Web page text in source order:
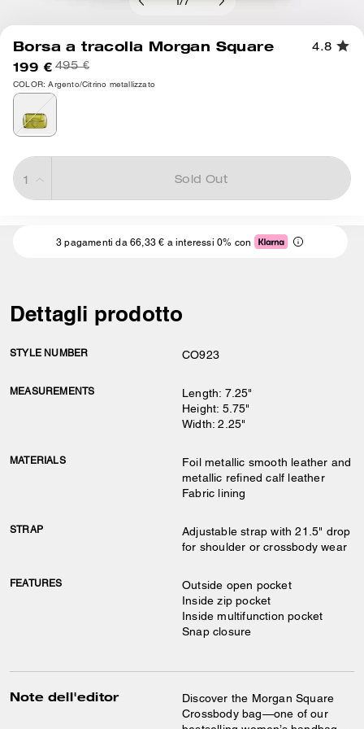
/ 7
Borsa a tracolla Morgan Square 4.8
199 € 495 €
COLOR: Argento/Citrino metallizzato
Sold Out
3 pagamenti da 66,33 € a interessi 0% con
Dettagli prodotto
STYLE NUMBER CO923
MEASUREMENTS
Length: 7.25"
Height: 5.75"
Width: 2.25"
MATERIALS
Foil metallic smooth leather and
metallic refined calf leather
Fabric lining
STRAP
Adjustable strap with 21.5" drop
for shoulder or crossbody wear
FEATURES
Outside open pocket
Inside zip pocket
Inside multifunction pocket
Snap closure
Note dell'editor
Discover the Morgan Square
Crossbody bag—one of our